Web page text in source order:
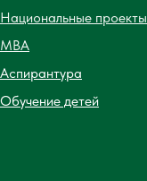
Национальные проекты
MBA
Аспирантура
Обучение детей